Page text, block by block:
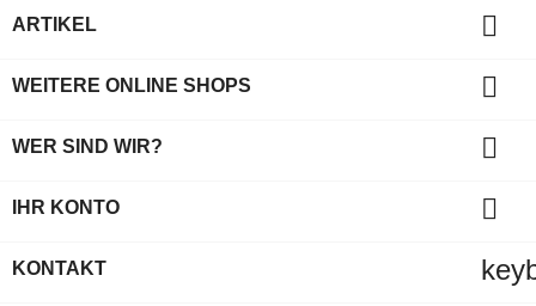
ARTIKEL 
WEITERE ONLINE SHOPS 
WER SIND WIR? 
IHR KONTO 
KONTAKT